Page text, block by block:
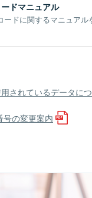
ドマニュアル
ードに関するマニュアル
されているデータに
の変更案内